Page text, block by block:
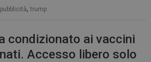
pubblicità,trump
condizionato ai vaccini
Accesso libero solo